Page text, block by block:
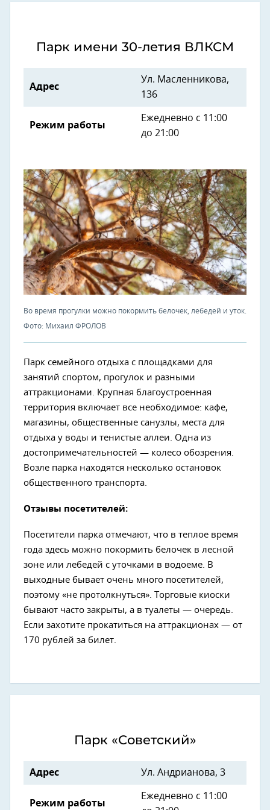
Парк имени 30-летия ВЛКСМ
Адрес
Ул. Масленникова,
136
Режим работы
Ежедневно с 11:00
до 21:00
Во время прогулки можно покормить белочек, лебедей и уток.
Фото: Михаил ФРОЛОВ
Парк семейного отдыха с площадками для
занятий спортом, прогулок и разными
аттракционами. Крупная благоустроенная
территория включает все необходимое: кафе,
магазины, общественные санузлы, места для
отдыха у воды и тенистые аллеи. Одна из
достопримечательностей — колесо обозрения.
Возле парка находятся несколько остановок
общественного транспорта.
Отзывы посетителей:
Посетители парка отмечают, что в теплое время
года здесь можно покормить белочек в лесной
зоне или лебедей с уточками в водоеме. В
выходные бывает очень много посетителей,
поэтому «не протолкнуться». Торговые киоски
бывают часто закрыты, а в туалеты — очередь.
Если захотите прокатиться на аттракционах — от
170 рублей за билет.
Парк «Советский»
Адрес Ул. Андрианова, 3
Режим работы
Ежедневно с 11:00